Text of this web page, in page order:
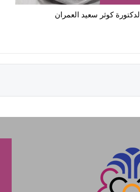
الدكتورة كوثر سعيد العمران